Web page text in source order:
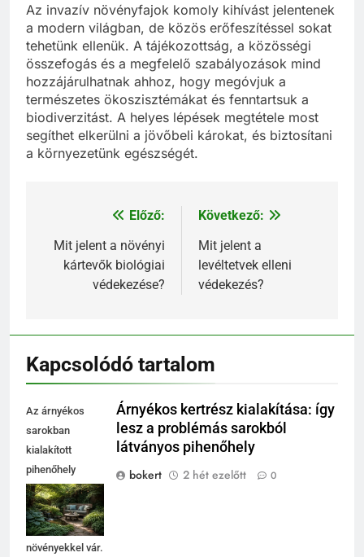
Az invazív növényfajok komoly kihívást jelentenek
a modern világban, de közös erőfeszítéssel sokat
tehetünk ellenük. A tájékozottság, a közösségi
összefogás és a megfelelő szabályozások mind
hozzájárulhatnak ahhoz, hogy megóvjuk a
természetes ökoszisztémákat és fenntartsuk a
biodiverzitást. A helyes lépések megtétele most
segíthet elkerülni a jövőbeli károkat, és biztosítani
a környezetünk egészségét.
Bejegyzés
navigáció
Előző:
Mit jelent a növényi
kártevők biológiai
védekezése?
Következő:
Mit jelent a
levéltetvek elleni
védekezés?
Kapcsolódó tartalom
Az árnyékos
sarokban
kialakított
pihenőhely
kényelmes
ülőalkalmatosságokkal
és zöld
növényekkel vár.
Árnyékos kertrész kialakítása: így
lesz a problémás sarokból
látványos pihenőhely
bokert
2 hét ezelőtt 0